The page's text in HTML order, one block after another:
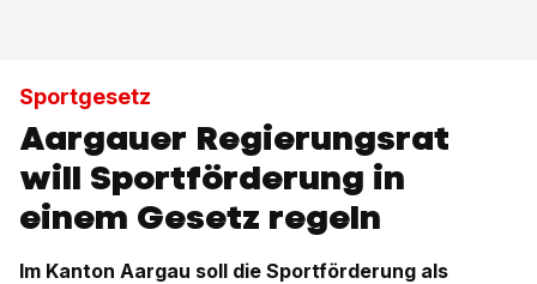
Sportgesetz
Aargauer Regierungsrat
will Sportförderung in
einem Gesetz regeln
Im Kanton Aargau soll die Sportförderung als